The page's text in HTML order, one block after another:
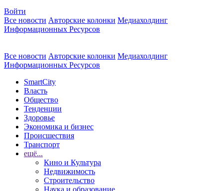
Войти
Все новости Авторские колонки Медиахолдинг
Информационных Ресурсов
Все новости Авторские колонки Медиахолдинг
Информационных Ресурсов
SmartCity
Власть
Общество
Тенденции
Здоровье
Экономика и бизнес
Происшествия
Транспорт
ещё...
Кино и Культура
Недвижимость
Строительство
Наука и образование